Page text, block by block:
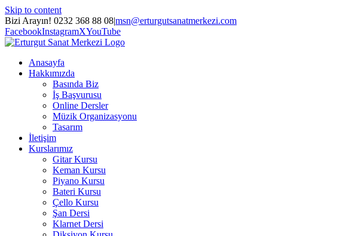
Skip to content
Bizi Arayın! 0232 368 88 08|msn@erturgutsanatmerkezi.com
FacebookInstagramXYouTube
Anasayfa
Hakkımızda
Basında Biz
İş Başvurusu
Online Dersler
Müzik Organizasyonu
Tasarım
İletişim
Kurslarımız
Gitar Kursu
Keman Kursu
Piyano Kursu
Bateri Kursu
Çello Kursu
Şan Dersi
Klarnet Dersi